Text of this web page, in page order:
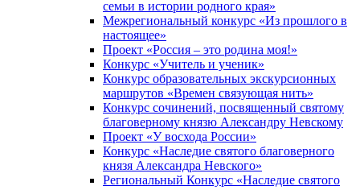
семьи в истории родного края»
Межрегиональный конкурс «Из прошлого в
настоящее»
Проект «Россия – это родина моя!»
Конкурс «Учитель и ученик»
Конкурс образовательных экскурсионных
маршрутов «Времен связующая нить»
Конкурс сочинений, посвященный святому
благоверному князю Александру Невскому
Проект «У восхода России»
Конкурс «Наследие святого благоверного
князя Александра Невского»
Региональный Конкурс «Наследие святого